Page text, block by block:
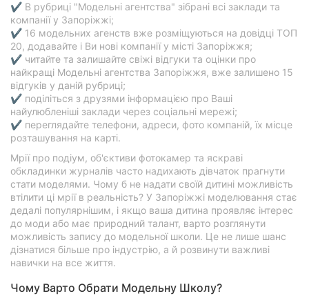
✔ В рубриці "Модельні агентства" зібрані всі заклади та
компанії у Запоріжжі;
✔ 16 модельних агенств вже розміщуються на довідці ТОП
20, додавайте і Ви нові компанії у місті Запоріжжя;
✔ читайте та залишайте свіжі відгуки та оцінки про
найкращі Модельні агентства Запоріжжя, вже залишено 15
відгуків у даній рубриці;
✔ поділіться з друзями інформацією про Ваші
найулюбленіші заклади через соціальні мережі;
✔ переглядайте телефони, адреси, фото компаній, їх місце
розташування на карті.
Мрії про подіум, об'єктиви фотокамер та яскраві
обкладинки журналів часто надихають дівчаток прагнути
стати моделями. Чому б не надати своїй дитині можливість
втілити ці мрії в реальність? У Запоріжжі моделювання стає
дедалі популярнішим, і якщо ваша дитина проявляє інтерес
до моди або має природний талант, варто розглянути
можливість запису до модельної школи. Це не лише шанс
дізнатися більше про індустрію, а й розвинути важливі
навички на все життя.
Чому Варто Обрати Модельну Школу?